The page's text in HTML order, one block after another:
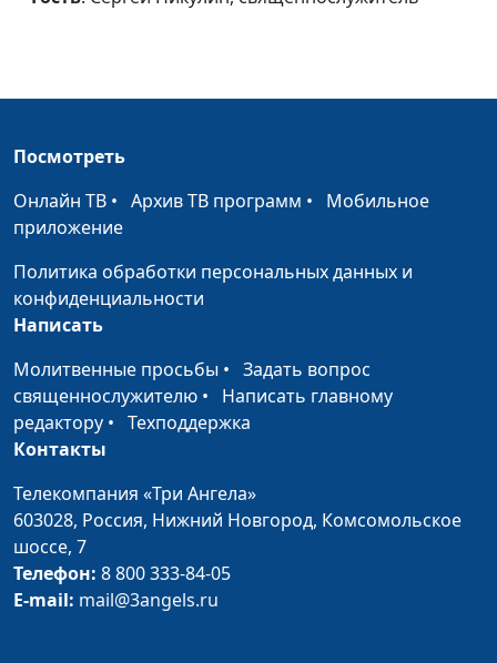
священнослужитель
студентов
2021: будет ли
Крещение в этом
году?
Мария Мараханова,
священнослужитель
#210115
Итоги года: каким мы
запомнили 2020?
Сергей Никулин
Рождество: праздник
на все времена
Мария Мараханова,
Сергей Никулин,
Вакцинация в России
Сергей Никулин,
Время быть лучше:
Посмотреть
Онлайн ТВ • Архив ТВ программ • Мобильное
приложение
Политика обработки персональных данных и
конфиденциальности
Написать
Молитвенные просьбы • Задать вопрос
священнослужителю • Написать главному
редактору • Техподдержка
Контакты
Телекомпания «Три Ангела»
603028, Россия, Нижний Новгород, Комсомольское
шоссе, 7
Телефон: 8 800 333-84-05
E-mail: mail@3angels.ru